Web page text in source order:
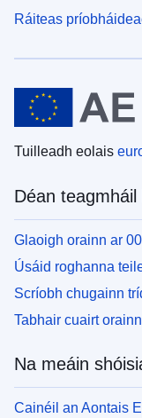
Ráiteas
Tuilleadh eolais
Déan
Glaoigh orainn ar
Úsáid roghanna
Scríobh chugainn
Tabhair cuairt
Na meáin
Cainéil an Aontais